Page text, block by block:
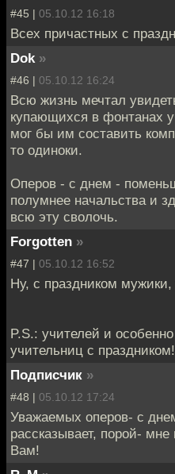
#45 | 05.10.12 16:18
Всех причастных с
Dok »
#46 | 05.10.12 16:24
Всю жизнь мечтал
купающихся в фонтанах
мог бы им составить
то одиноки.
Оперов - с днем -
полумнее начальства и
всю эту сволочь.
Forgotten »
#47 | 05.10.12 16:52
Ну, с праздником
P.S.: учителей и
учительниц с праздником!
Подписчик »
#48 | 05.10.12 17:24
Уважаемых оперов- с
рассказывает, порой-
Вам!